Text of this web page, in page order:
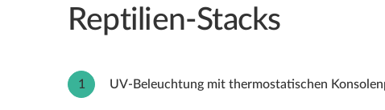
Reptilien-Stacks
1 UV-Beleuchtung mit thermostatischen